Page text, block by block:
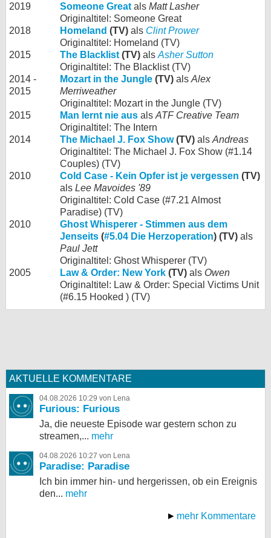
2019
Someone Great als Matt Lasher
Originaltitel: Someone Great
2018
Homeland (TV) als Clint Prower
Originaltitel: Homeland (TV)
2015
The Blacklist (TV) als Asher Sutton
Originaltitel: The Blacklist (TV)
2014 -
2015
Mozart in the Jungle (TV) als Alex
Merriweather
Originaltitel: Mozart in the Jungle (TV)
2015
Man lernt nie aus als ATF Creative Team
Originaltitel: The Intern
2014
The Michael J. Fox Show(TV) als Andreas
Originaltitel: The Michael J. Fox Show (#1.14
Couples) (TV)
2010
Cold Case - Kein Opfer ist je vergessen (TV)
als Lee Mavoides '89
Originaltitel: Cold Case (#7.21 Almost
Paradise) (TV)
2010
Ghost Whisperer - Stimmen aus dem
Jenseits (#5.04 Die Herzoperation) (TV) als
Paul Jett
Originaltitel: Ghost Whisperer (TV)
2005
Law & Order: New York (TV) als Owen
Originaltitel: Law & Order: Special Victims Unit
(#6.15 Hooked ) (TV)
AKTUELLE KOMMENTARE
04.08.2026 10:29 von Lena
Furious: Furious
Ja, die neueste Episode war gestern schon zu
streamen,... mehr
04.08.2026 10:27 von Lena
Paradise: Paradise
Ich bin immer hin- und hergerissen, ob ein Ereignis
den... mehr
mehr Kommentare